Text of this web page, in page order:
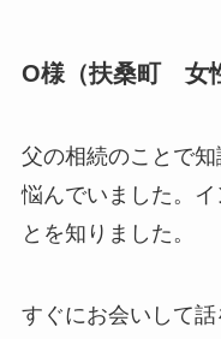
O様（扶桑町 女
父の相続のことで
悩んでいました。
とを知りました。
すぐにお会いして